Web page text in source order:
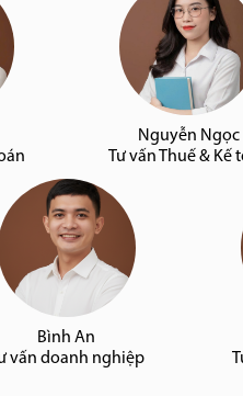
Nguyễn Ngọc
Tư vấn Thuế & Kế
Bình An
vấn doanh nghiệp